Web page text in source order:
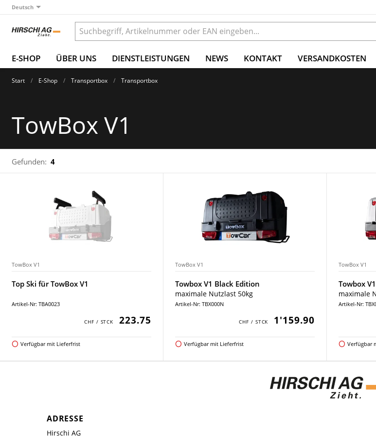
Deutsch
E-SHOP ÜBER UNS DIENSTLEISTUNGEN NEWS KONTAKT VERSANDKOSTEN
Start E-Shop Transportbox Transportbox
TowBox V1
Gefunden: 4
TowBox V1
Top Ski für TowBox V1
Artikel-Nr: TBA0023
223.75
Verfügbar mit Lieferfrist
TowBox V1
Towbox V1 Black Edition
maximale Nutzlast 50kg
Artikel-Nr: TBX000N
1'159.90
Verfügbar mit Lieferfrist
TowBox V1
Towbox
maximale
Artikel-Nr:
Verfügbar
ADRESSE
Hirschi AG